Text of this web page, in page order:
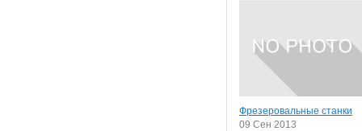
Фрезеровальные станки
09 Сен 2013